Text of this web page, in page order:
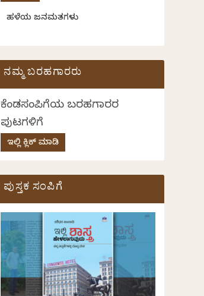
ಹಳೆಯ ಜನಮತಗಳು
ನಮ್ಮ ಬರಹಗಾರರು
ಕೆಂಡಸಂಪಿಗೆಯ ಬರಹಗಾರರ
ಪುಟಗಳಿಗೆ
ಇಲ್ಲಿ ಕ್ಲಿಕ್ ಮಾಡಿ
ಪುಸ್ತಕ ಸಂಪಿಗೆ